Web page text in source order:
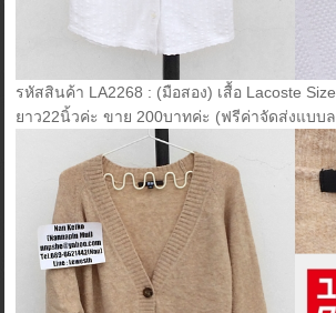
รหัสสินค้า LA2268 : (มือสอง) เสื้อ Lacoste
ยาว22นิ้วค่ะ ขาย 200บาทค่ะ (ฟรีค่าจัดส่งแบบ